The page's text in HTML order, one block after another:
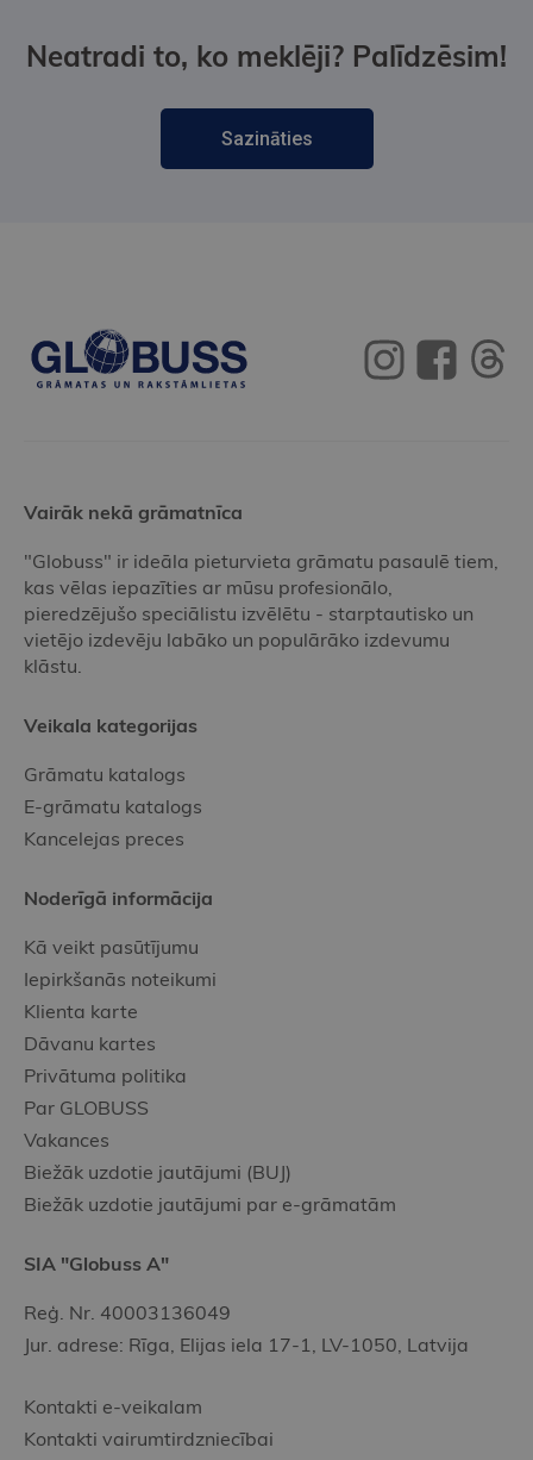
Neatradi to, ko meklēji? Palīdzēsim!
Sazināties
Vairāk nekā grāmatnīca
"Globuss" ir ideāla pieturvieta grāmatu pasaulē tiem,
kas vēlas iepazīties ar mūsu profesionālo,
pieredzējušo speciālistu izvēlētu - starptautisko un
vietējo izdevēju labāko un populārāko izdevumu
klāstu.
Veikala kategorijas
Grāmatu katalogs
E-grāmatu katalogs
Kancelejas preces
Noderīgā informācija
Kā veikt pasūtījumu
Iepirkšanās noteikumi
Klienta karte
Dāvanu kartes
Privātuma politika
Par GLOBUSS
Vakances
Biežāk uzdotie jautājumi (BUJ)
Biežāk uzdotie jautājumi par e-grāmatām
SIA "Globuss A"
Reģ. Nr. 40003136049
Jur. adrese: Rīga, Elijas iela 17-1, LV-1050, Latvija
Kontakti e-veikalam
Kontakti vairumtirdzniecībai